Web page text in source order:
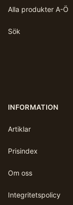
Alla produkter A-Ö
Sök
INFORMATION
Artiklar
Prisindex
Om oss
Integritetspolicy